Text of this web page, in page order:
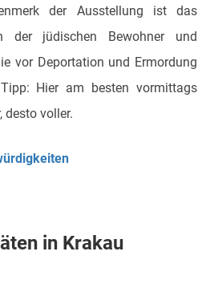
der Ausstellung ist das
der jüdischen Bewohner und
vor Deportation und Ermordung
Hier am besten vormittags
desto voller.
in Krakau